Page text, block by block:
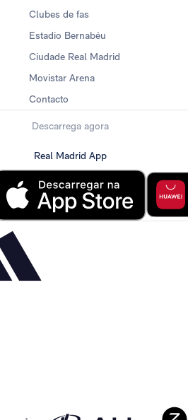
Clubes de fas
Estadio Bernabéu
Ciudade Real Madrid
Movistar Arena
Contacto
Descarrega agora
Real Madrid App